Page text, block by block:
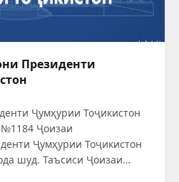
Президенти
Ҷумҳурии Тоҷикистон
Ҷоизаи
Ҷумҳурии Тоҷикистон
шуд. Таъсиси Ҷоизаи